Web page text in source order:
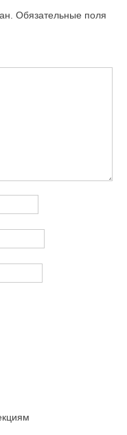
Обязательные поля